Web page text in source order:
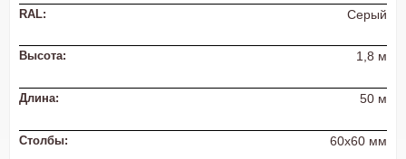
RAL: Серый
Высота: 1,8 м
Длина: 50 м
Столбы: 60х60 мм